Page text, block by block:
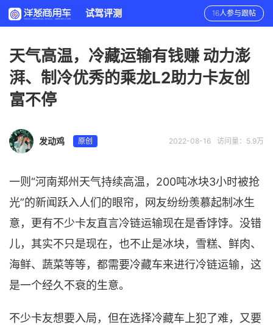
试驾评测 16人参与跟帖
天气高温，冷藏运输有钱赚 动力澎
湃、制冷优秀的乘龙L2助力卡友创
富不停
访问量：5.9万
2022-08-16
发动鸡 原创
一则“河南郑州天气持续高温，200吨冰块3小时被抢
光”的新闻跃入人们的眼帘，网友纷纷羡慕起制冰生
意，更有不少卡友直言冷链运输现在是香饽饽。没错
儿，其实不只是现在，也不止是冰块，雪糕、鲜肉、
海鲜、蔬菜等等，都需要冷藏车来进行冷链运输，这
是一个经久不衰的生意。
不少卡友想要入局，但在选择冷藏车上犯了难，又要